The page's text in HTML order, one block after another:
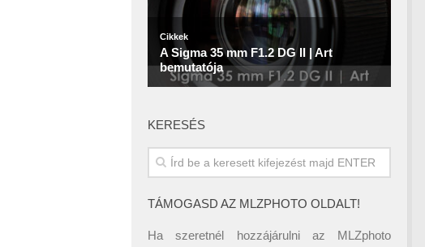
KERESÉS
TÁMOGASD AZ MLZPHOTO OLDALT!
Ha szeretnél hozzájárulni az MLZphoto